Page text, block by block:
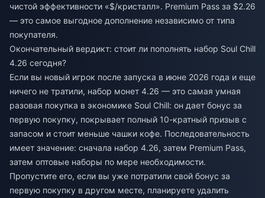
чистой эффективности «$/кристалл». Premium Pass за $2.26
— это самое выгодное дополнение независимо от типа
покупателя.
Окончательный вердикт: стоит ли пополнять набор Soul Chill
4.26 сегодня?
Если вы новый игрок после запуска в июне 2026 года и еще
ничего не тратили, набор монет 4.26 — это самая умная
разовая покупка в экономике Soul Chill: он дает бонус за
первую покупку, покрывает полный 10-кратный призыв с
запасом и стоит меньше чашки кофе. Последовательность
имеет значение: сначала набор 4.26, затем Premium Pass,
затем оптовые наборы по мере необходимости.
Пропустите его, если вы уже потратили свой бонус за
первую покупку в другом месте, планируете удалить